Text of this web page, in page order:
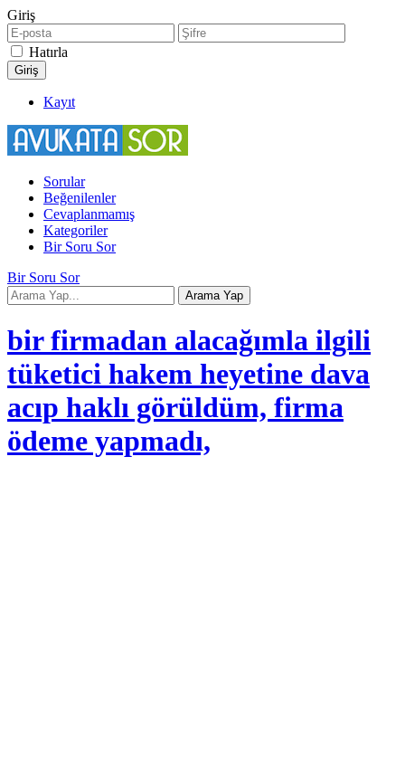
Giriş
Hatırla
Kayıt
Sorular
Beğenilenler
Cevaplanmamış
Kategoriler
Bir Soru Sor
Bir Soru Sor
bir firmadan alacağımla ilgili
tüketici hakem heyetine dava
acıp haklı görüldüm, firma
ödeme yapmadı,